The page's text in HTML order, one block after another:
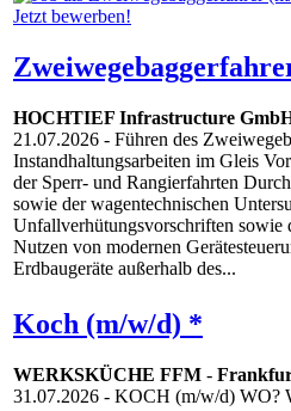
HOCHTIEF Infrastructure
21.07.2026 - Führen des
Instandhaltungsarbeiten im Gleis
der Sperr- und Rangierfahrten
sowie der wagentechnischen
Unfallverhütungsvorschriften sowie
Nutzen von modernen
Erdbaugeräte außerhalb des...
Koch (m/w/d) *
WERKSKÜCHE FFM -
31.07.2026 - KOCH (m/w/d) WO?